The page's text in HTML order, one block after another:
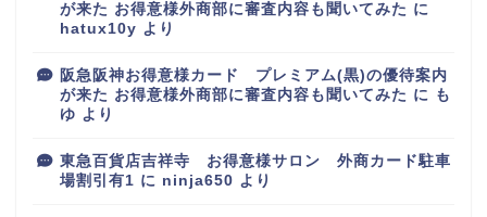
が来た お得意様外商部に審査内容も聞いてみた に
hatux10y より
阪急阪神お得意様カード プレミアム(黒)の優待案内
が来た お得意様外商部に審査内容も聞いてみた に も
ゆ より
東急百貨店吉祥寺 お得意様サロン 外商カード駐車
場割引有1 に ninja650 より